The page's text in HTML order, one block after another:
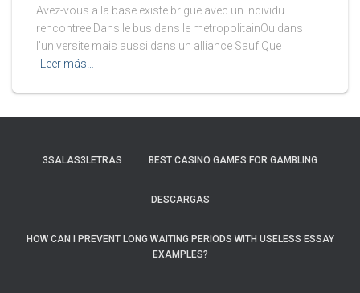
Avez-vous a la base existe brigue avec un individu
rencontree Dans le bus dans le metropolitainOu dans
l’universite mais aussi dans un alliance Sauf Que
Leer más…
3SALAS3LETRAS BEST CASINO GAMES FOR GAMBLING
DESCARGAS
HOW CAN I PREVENT LONG WAITING PERIODS WITH USELESS ESSAY
EXAMPLES?